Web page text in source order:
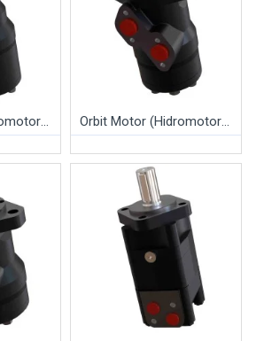
Orbit Motor (Hidromotor) - GMH Serisi Orbit Motor (Hidromotor) - GMP Serisi